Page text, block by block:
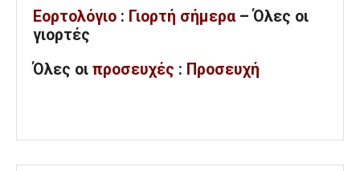
Εορτολόγιο : Γιορτή σήμερα – Όλες οι
γιορτές
Όλες οι προσευχές : Προσευχή